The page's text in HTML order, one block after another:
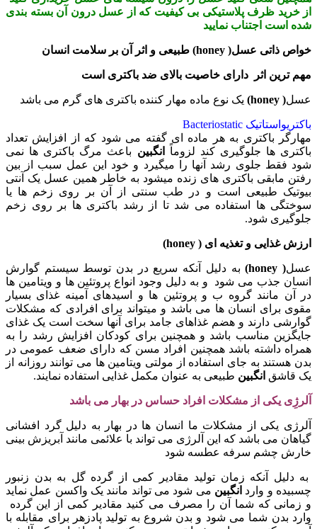
از خرید ظرف پلاستیکی بی کیفیت که از عسل درون آن بسته بندی
شده است اجتناب نمایید
خواص ذاتی عسل( honey) طبیعی و اثر آن بر سلامت انسان
مهم ترین اثر دارای خاصیت بالای ضد باکتری است
عسل( honey) یک نوع ماده مهار کننده باکتری های گرم می باشد
باکتریواستاتیک Bacteriostatic
مهارگر باکتری به هر ماده ای گفته می شود که از افزایش تعداد
باکتری ها جلوگیری کند لزوماً
انگبین باعث مرگ باکتری ها نمی
شود فقط جلوی رشد آنها را میگیرد و خود این عمل سبب از بین
رفتن مابقی باکتری های زنده میشود به خاطر همین عسل یک آنتی
بیوتیک طبیعی است و در طب سنتی از آن بر روی زخم ها یا
سوختگی ها استفاده می شد تا از رشد باکتری ها بر روی زخم
جلوگیری شود.
ارزش غذایی و تغذیه ای ( honey)
عسل( honey)
به دلیل آنکه سریع در بدن توسط سیستم گوارش
انسان جذب می شود و به دلیل وجود انواع پروتئین ها و ویتامین ها
در آن مانند گروه ب و پروتئین ها و اسیدهای آمینه غذای بسیار
مقوی برای انسان ها می باشد و میتواند برای افرادی که مشکلات
گوارشی دارند و هضم غذاهای جامد برای آنها سخت است یک غذای
جایگزین مناسب باشد و همچنین برای کودکان افزایش رشد را به
همراه داشته باشد همچنین افراد مسن که دارای ضعف عمومی در
بدن هستند به جای استفاده از مولتی ویتامین ها می توانند روزانه از
یک قاشق انگبین طبیعی به عنوان مکمل غذایی استفاده نمایند.
آلرژِی یکی از مشکلات افراد حساس در بهار می باشد
آلرژی یکی از مشکلات ما انسان ها در بهار به دلیل گرد افشانی
گیاهان می باشد که این آلرژی می تواند با علائمی مانند آبریزش بینی
خارش چشم سرفه عطسه شود
به دلیل آنکه زمان تولید مقادیر کمی از گرده گل به بدن زنبور
چسبیده و وارد انگبین می شود می تواند مانند یک واکسن عمل نماید
و زمانی که شما آن را مصرف می کنید مقادیر کمی از این گرده
وارد بدن شما می شود و بدن شروع به تولید پادزهر برای مقابله با